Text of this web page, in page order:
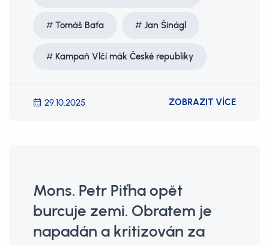
Tomáš Baťa Jan Šinágl
Kampaň Vlčí mák České republiky
29.10.2025 ZOBRAZIT VÍCE
Mons. Petr Piťha opět
burcuje zemi. Obratem je
napadán a kritizován za